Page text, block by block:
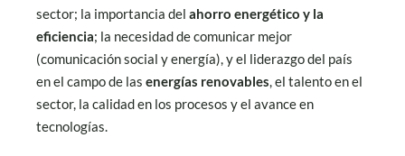
sector; la importancia del ahorro energético y la
eficiencia; la necesidad de comunicar mejor
(comunicación social y energía), y el liderazgo del país
en el campo de las energías renovables, el talento en el
sector, la calidad en los procesos y el avance en
tecnologías.